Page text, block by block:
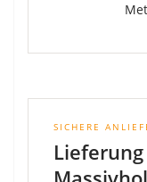
SICHERE